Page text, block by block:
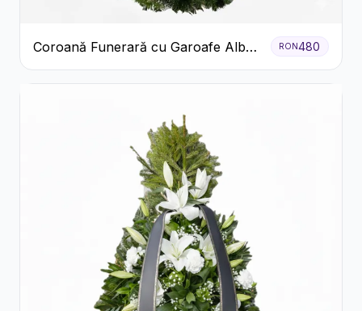
Coroană Funerară cu Garoafe Albe
și Crizanteme
RON480